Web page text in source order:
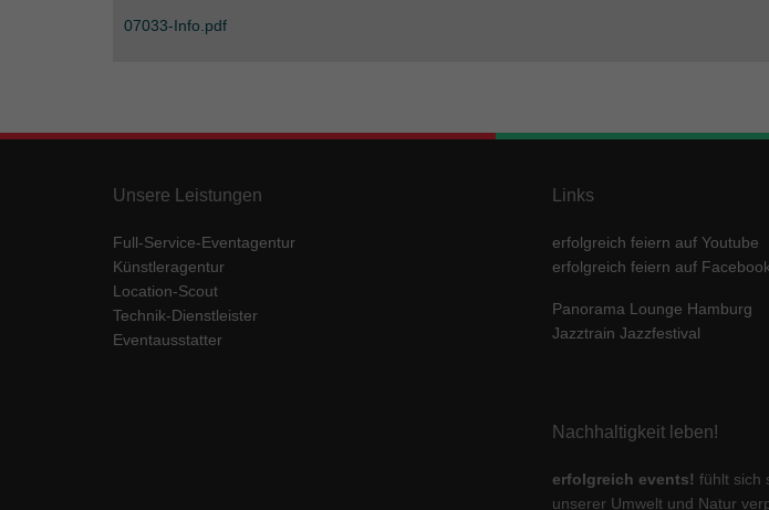
07033-Info.pdf
Unsere Leistungen
Full-Service-Eventagentur
Künstleragentur
Location-Scout
Technik-Dienstleister
Eventausstatter
Links
erfolgreich feiern auf Youtube
erfolgreich feiern auf
Panorama Lounge Hamburg
Jazztrain Jazzfestival
Nachhaltigkeit leben!
erfolgreich events! fühlt sich
unserer Umwelt und Natur